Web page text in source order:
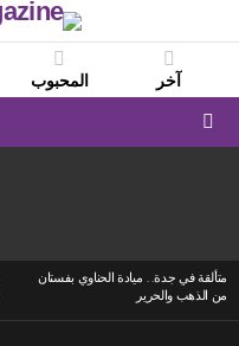
آخر المحبوب
متألقة في جدة.. ميادة الحناوي بفستان
من الذهب والحرير